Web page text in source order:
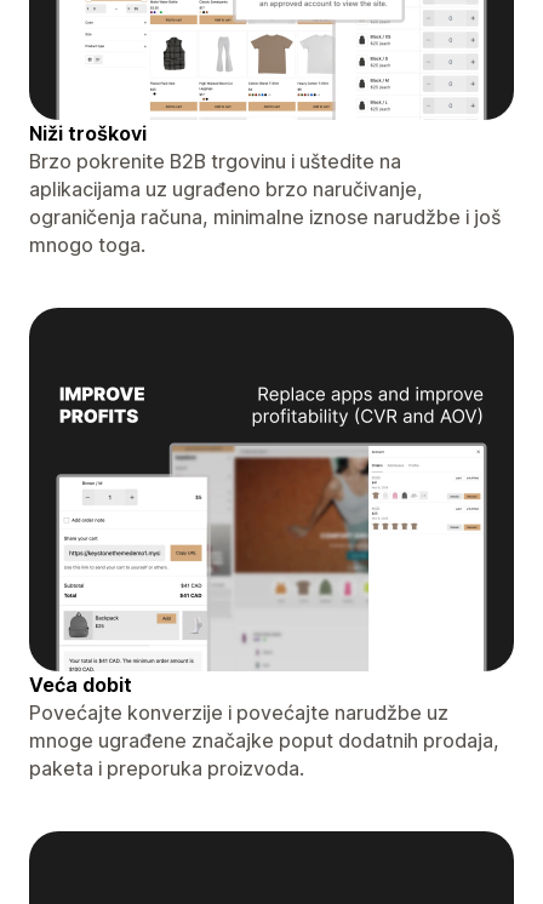
Niži troškovi
Brzo pokrenite B2B trgovinu i uštedite na
aplikacijama uz ugrađeno brzo naručivanje,
ograničenja računa, minimalne iznose narudžbe i još
mnogo toga.
Veća dobit
Povećajte konverzije i povećajte narudžbe uz
mnoge ugrađene značajke poput dodatnih prodaja,
paketa i preporuka proizvoda.